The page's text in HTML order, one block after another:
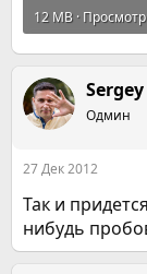
12 MB ·
Sergey
Одмин
27 Дек 2012
Так и
нибудь